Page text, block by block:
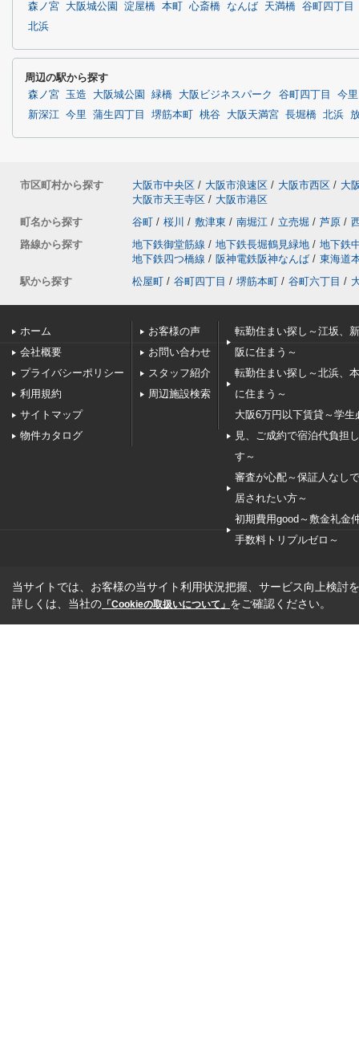
森ノ宮 大阪城公園 淀屋橋 本町 心斎橋 なんば 天満橋 谷町四丁目
北浜
周辺の駅から探す
森ノ宮 玉造 大阪城公園 緑橋 大阪ビジネスパーク 谷町四丁目
今里
新深江 今里 蒲生四丁目 堺筋本町 桃谷 大阪天満宮 長堀橋 北浜
市区町村から探す 大阪市中央区 / 大阪市浪速区 / 大阪市西区 / 大
大阪市天王寺区 / 大阪市港区
町名から探す
谷町 / 桜川 / 敷津東 / 南堀江 / 立売堀 / 芦原 /
路線から探す
地下鉄御堂筋線 / 地下鉄長堀鶴見緑地 / 地下鉄
地下鉄四つ橋線 / 阪神電鉄阪神なんば / 東海道
駅から探す
松屋町 / 谷町四丁目 / 堺筋本町 / 谷町六丁目 /
ホーム
会社概要
プライバシーポリシー
利用規約
サイトマップ
物件カタログ
お客様の声
お問い合わせ
スタッフ紹介
周辺施設検索
転勤住まい探し～江坂、
阪に住まう～
転勤住まい探し～北浜、
に住まう～
大阪6万円以下賃貸～学生
見、ご成約で宿泊代負担
す～
審査が心配～保証人なし
居されたい方～
初期費用good～敷金礼金
手数料トリプルゼロ～
当サイトでは、お客様の当サイト利用状況把握、サービス向上検討
詳しくは、当社の 「Cookieの取扱いについて」 をご確認ください。